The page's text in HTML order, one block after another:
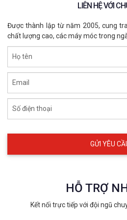
cấp, ngành dầu khí, khai thác mỏ,
LIÊN HỆ VỚI
Được thành lập từ năm 2005, cung
chất lượng cao, các máy móc trong
Họ tên
Email
Số điện thoại
HỖ TRỢ
Kết nối trực tiếp với đội ngũ